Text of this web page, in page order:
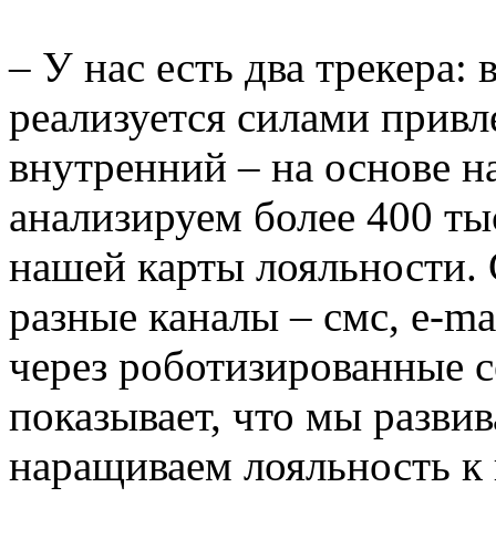
– У нас есть два
реализуется силами
внутренний – на основе
анализируем более 400
нашей карты
разные каналы – смс, e-
через роботизированные
показывает, что мы
наращиваем лояльность